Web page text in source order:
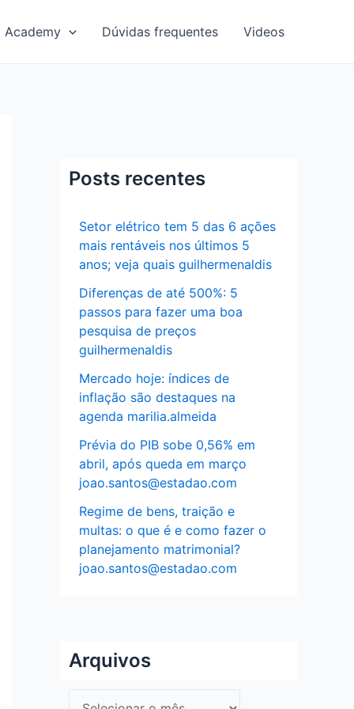
Academy Dúvidas frequentes Videos
Posts recentes
Setor elétrico tem 5 das 6 ações
mais rentáveis nos últimos 5
anos; veja quais guilhermenaldis
Diferenças de até 500%: 5
passos para fazer uma boa
pesquisa de preços
guilhermenaldis
Mercado hoje: índices de
inflação são destaques na
agenda marilia.almeida
Prévia do PIB sobe 0,56% em
abril, após queda em março
joao.santos@estadao.com
Regime de bens, traição e
multas: o que é e como fazer o
planejamento matrimonial?
joao.santos@estadao.com
Arquivos